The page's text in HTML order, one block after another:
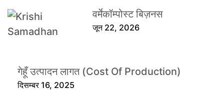
वर्मेकॉम्पोस्ट बिज़नस
जून 22, 2026
गेहूँ उत्पादन लागत (Cost Of Production)
दिसम्बर 16, 2025